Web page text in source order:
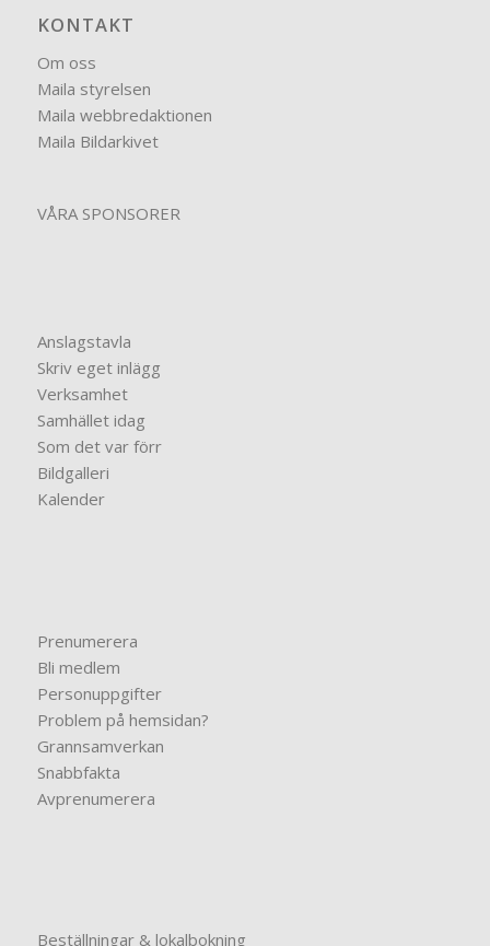
KONTAKT
Om oss
Maila styrelsen
Maila webbredaktionen
Maila Bildarkivet
VÅRA SPONSORER
Anslagstavla
Skriv eget inlägg
Verksamhet
Samhället idag
Som det var förr
Bildgalleri
Kalender
Prenumerera
Bli medlem
Personuppgifter
Problem på hemsidan?
Grannsamverkan
Snabbfakta
Avprenumerera
Beställningar & lokalbokning